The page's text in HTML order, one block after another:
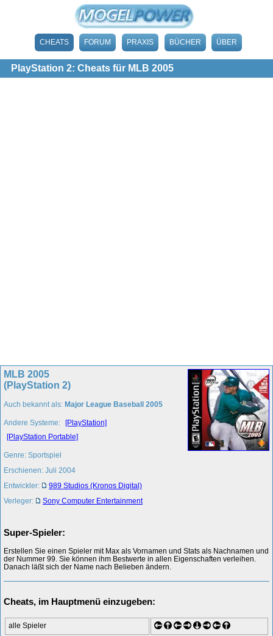
CHEATS FORUM PRAXIS BÜCHER ÜBER
PlayStation 2: Cheats für MLB 2005
MLB 2005
(PlayStation 2)
Auch bekannt als: Major League Baseball 2005
Andere Systeme: [PlayStation]
[PlayStation Portable]
Genre: Sportspiel
Erschienen: Juli 2004
Entwickler:
989 Studios (Kronos Digital)
Verleger:
Sony Computer Entertainment
Super-Spieler:
Erstellen Sie einen Spieler mit Max als Vornamen und Stats als Nachnamen und
der Nummer 99. Sie können ihm Bestwerte in allen Eigenschaften verleihen.
Danach läßt sich der Name nach Belieben ändern.
Cheats, im Hauptmenü einzugeben:
alle Spieler